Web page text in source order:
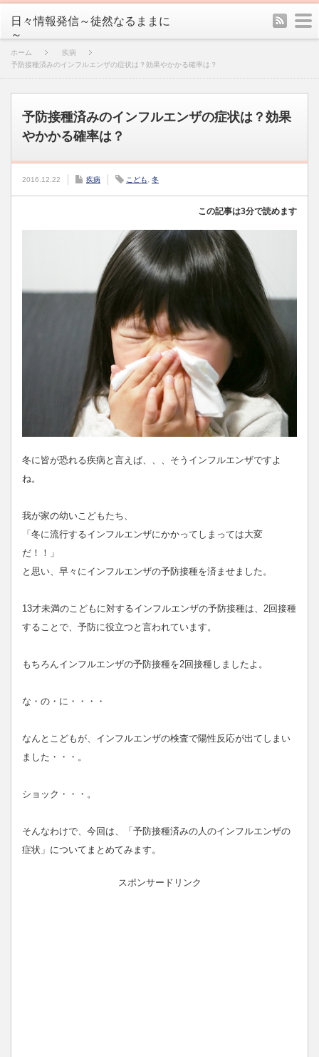
日々情報発信～徒然なるままに
～
rss
ホーム
疾病
予防接種済みのインフルエンザの症状は？効果やかかる確率は？
予防接種済みのインフルエンザの症状は？効果
やかかる確率は？
2016.12.22 疾病 こども 冬
この記事は3分で読めます
冬に皆が恐れる疾病と言えば、、、そうインフルエンザですよ
ね。
我が家の幼いこどもたち、
「冬に流行するインフルエンザにかかってしまっては大変
だ！！」
と思い、早々にインフルエンザの予防接種を済ませました。
13才未満のこどもに対するインフルエンザの予防接種は、2回接種
することで、予防に役立つと言われています。
もちろんインフルエンザの予防接種を2回接種しましたよ。
な・の・に・・・・
なんとこどもが、インフルエンザの検査で陽性反応が出てしまい
ました・・・。
ショック・・・。
そんなわけで、今回は、「予防接種済みの人のインフルエンザの
症状」についてまとめてみます。
スポンサードリンク